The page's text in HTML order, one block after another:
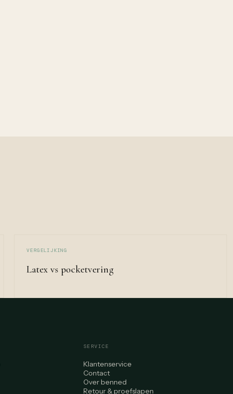
VERGELIJKING
Latex vs pocketvering
SERVICE
Klantenservice
Contact
Over benned
Retour & proefslapen